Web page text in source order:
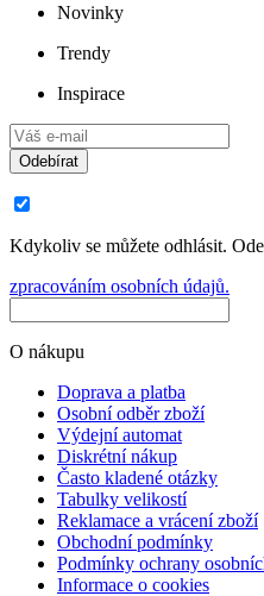
Novinky
Trendy
Inspirace
Odebírat
Kdykoliv se můžete odhlásit.
zpracováním osobních údajů.
O nákupu
Doprava a platba
Osobní odběr zboží
Výdejní automat
Diskrétní nákup
Často kladené otázky
Tabulky velikostí
Reklamace a vrácení zboží
Obchodní podmínky
Podmínky ochrany
Informace o cookies